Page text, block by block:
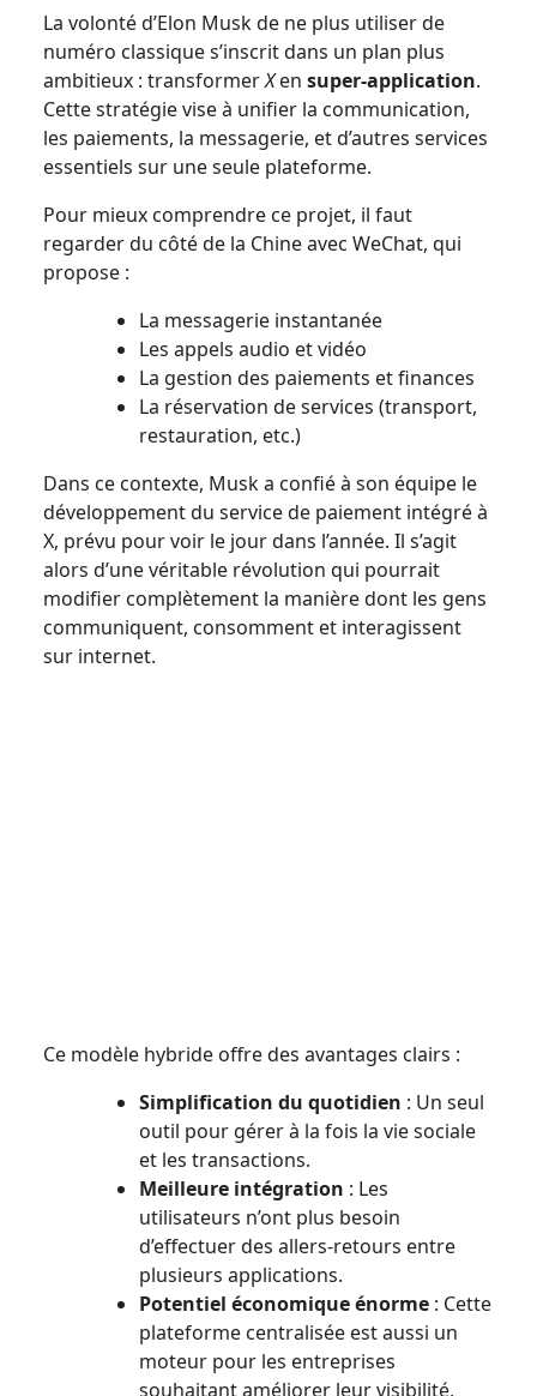
La volonté d’Elon Musk de ne plus utiliser de
numéro classique s’inscrit dans un plan plus
ambitieux : transformerXen super-application.
Cette stratégie vise à unifier la communication,
les paiements, la messagerie, et d’autres services
essentiels sur une seule plateforme.
Pour mieux comprendre ce projet, il faut
regarder du côté de la Chine avec WeChat, qui
propose :
La messagerie instantanée
Les appels audio et vidéo
La gestion des paiements et finances
La réservation de services (transport,
restauration, etc.)
Dans ce contexte, Musk a confié à son équipe le
développement du service de paiement intégré à
X, prévu pour voir le jour dans l’année. Il s’agit
alors d’une véritable révolution qui pourrait
modifier complètement la manière dont les gens
communiquent, consomment et interagissent
sur internet.
Ce modèle hybride offre des avantages clairs :
Simplification du quotidien : Un seul
outil pour gérer à la fois la vie sociale
et les transactions.
Meilleure intégration : Les
utilisateurs n’ont plus besoin
d’effectuer des allers-retours entre
plusieurs applications.
Potentiel économique énorme : Cette
plateforme centralisée est aussi un
moteur pour les entreprises
souhaitant améliorer leur visibilité,